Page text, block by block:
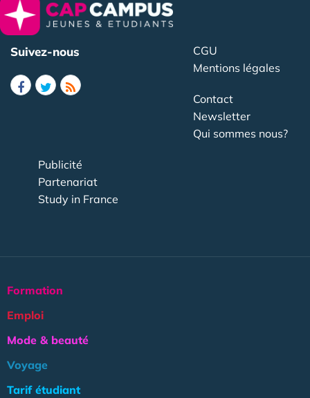
Suivez-nous
CGU
Mentions légales
Contact
Newsletter
Qui sommes nous?
Publicité
Partenariat
Study in France
Formation
Emploi
Mode & beauté
Voyage
Tarif étudiant